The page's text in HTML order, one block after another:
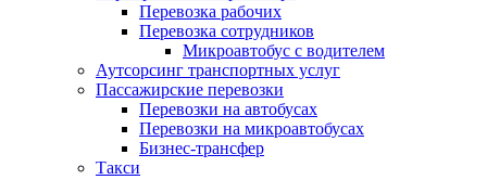
Перевозка рабочих
Перевозка сотрудников
Микроавтобус с водителем
Аутсорсинг транспортных услуг
Пассажирские перевозки
Перевозки на автобусах
Перевозки на микроавтобусах
Бизнес-трансфер
Такси